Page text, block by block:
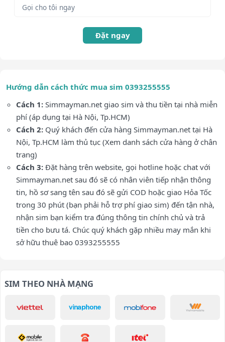
Đặt ngay
Hướng dẫn cách thức mua sim 0393255555
Cách 1: Simmayman.net giao sim và thu tiền tại nhà miễn
phí (áp dụng tại Hà Nội, Tp.HCM)
Cách 2: Quý khách đến cửa hàng Simmayman.net tại Hà
Nội, Tp.HCM làm thủ tục (Xem danh sách cửa hàng ở chân
trang)
Cách 3: Đặt hàng trên website, gọi hotline hoặc chat với
Simmayman.net sau đó sẽ có nhân viên tiếp nhận thông
tin, hồ sơ sang tên sau đó sẽ gửi COD hoặc giao Hỏa Tốc
trong 30 phút (bạn phải hỗ trợ phí giao sim) đến tận nhà,
nhận sim bạn kiểm tra đúng thông tin chính chủ và trả
tiền cho bưu tá. Chúc quý khách gặp nhiều may mắn khi
sở hữu thuê bao 0393255555
SIM THEO NHÀ MẠNG